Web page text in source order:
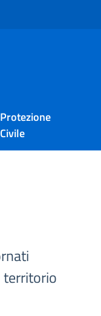
Protezione
Civile
territorio